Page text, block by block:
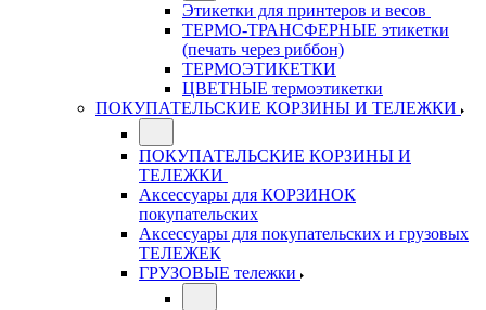
Этикетки для принтеров и весов
ТЕРМО-ТРАНСФЕРНЫЕ этикетки
(печать через риббон)
ТЕРМОЭТИКЕТКИ
ЦВЕТНЫЕ термоэтикетки
ПОКУПАТЕЛЬСКИЕ КОРЗИНЫ И ТЕЛЕЖКИ
ПОКУПАТЕЛЬСКИЕ КОРЗИНЫ И
ТЕЛЕЖКИ
Аксессуары для КОРЗИНОК
покупательских
Аксессуары для покупательских и грузовых
ТЕЛЕЖЕК
ГРУЗОВЫЕ тележки